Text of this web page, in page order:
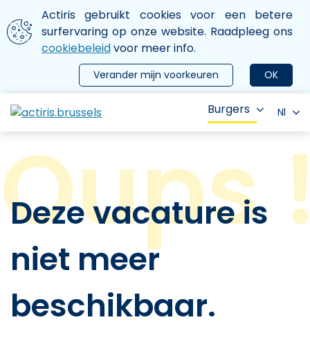
Aller au contenu principal
We gebruiken cookies
Actiris gebruikt cookies voor een betere
surfervaring op onze website. Raadpleeg ons
cookiebeleidvoor meer info.
OK
Verander mijn voorkeuren
le menu
Burgers Nl
Deze vacature is
niet meer
beschikbaar.